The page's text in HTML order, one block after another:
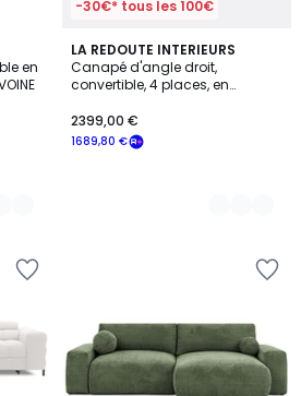
en
-30€* tous les 100€
LA REDOUTE INTERIEURS
Canapé d'angle droit,
convertible, 4 places, en
1689,80 €
2399,00 €
6
Couleurs